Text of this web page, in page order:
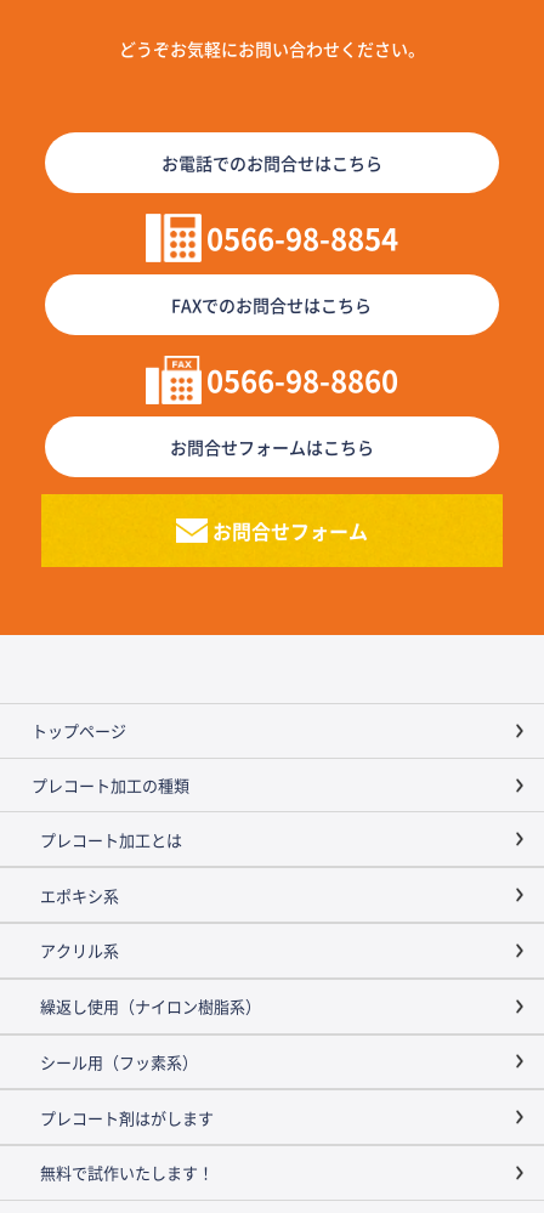
どうぞお気軽にお問い合わせください。
お電話でのお問合せはこちら
0566-98-8854
FAXでのお問合せはこちら
0566-98-8860
お問合せフォームはこちら
お問合せフォーム
トップページ
プレコート加工の種類
プレコート加工とは
エポキシ系
アクリル系
繰返し使用（ナイロン樹脂系）
シール用（フッ素系）
プレコート剤はがします
無料で試作いたします！